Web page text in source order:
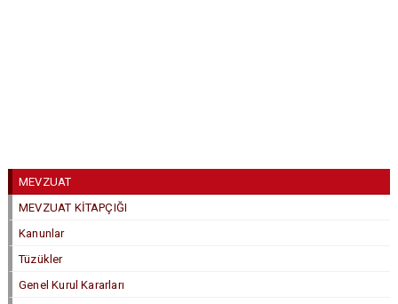
MEVZUAT
MEVZUAT KİTAPÇIĞI
Kanunlar
Tüzükler
Genel Kurul Kararları